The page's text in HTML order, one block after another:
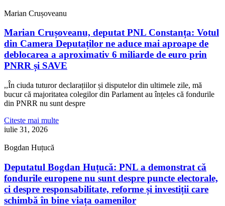
Marian Crușoveanu
Marian Crușoveanu, deputat PNL Constanța: Votul
din Camera Deputaților ne aduce mai aproape de
deblocarea a aproximativ 6 miliarde de euro prin
PNRR și SAVE
,,În ciuda tuturor declarațiilor și disputelor din ultimele zile, mă
bucur că majoritatea colegilor din Parlament au înțeles că fondurile
din PNRR nu sunt despre
Citeste mai multe
iulie 31, 2026
Bogdan Huțucă
Deputatul Bogdan Huțucă: PNL a demonstrat că
fondurile europene nu sunt despre puncte electorale,
ci despre responsabilitate, reforme și investiții care
schimbă în bine viața oamenilor